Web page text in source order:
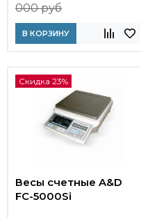
000 руб
В КОРЗИНУ
Скидка 23%
Весы счетные A&D
FC-5000Si